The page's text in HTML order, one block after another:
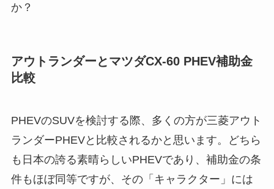
か？
アウトランダーとマツダCX-60 PHEV補助金
比較
PHEVのSUVを検討する際、多くの方が三菱アウト
ランダーPHEVと比較されるかと思います。どちら
も日本の誇る素晴らしいPHEVであり、補助金の条
件もほぼ同等ですが、その「キャラクター」には